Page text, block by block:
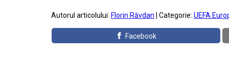
Autorul articolului: Florin Răvdan | Categorie: UEFA
Facebook